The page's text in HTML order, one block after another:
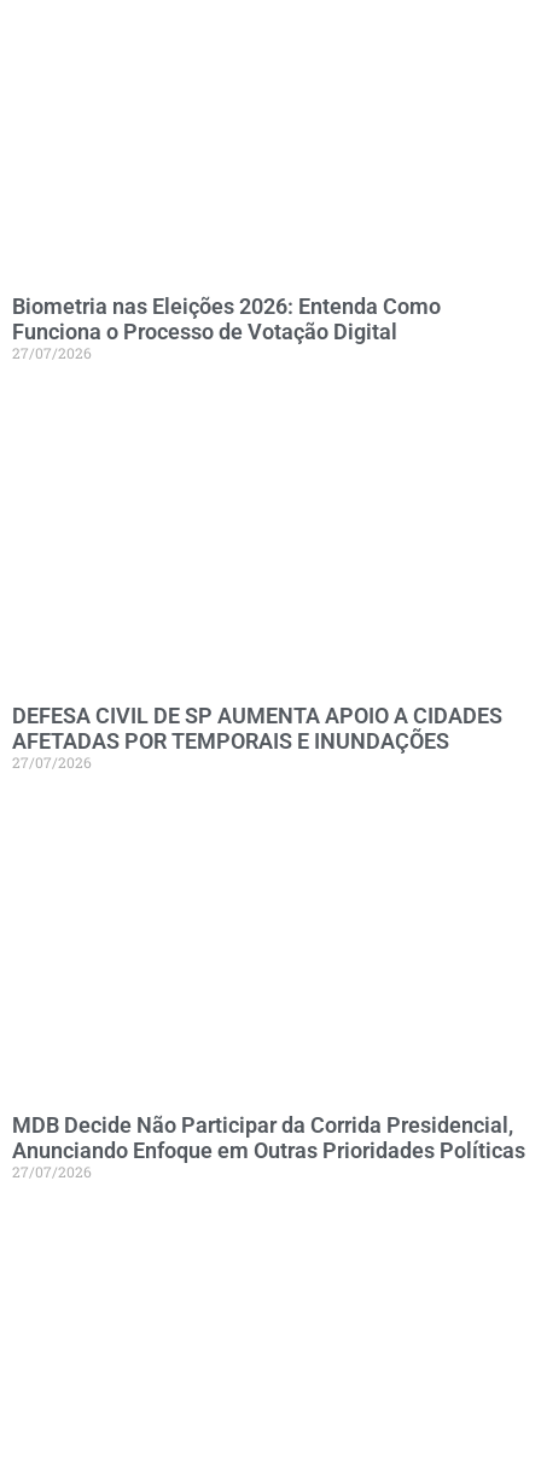
Biometria nas Eleições 2026: Entenda Como
Funciona o Processo de Votação Digital
27/07/2026
DEFESA CIVIL DE SP AUMENTA APOIO A CIDADES
AFETADAS POR TEMPORAIS E INUNDAÇÕES
27/07/2026
MDB Decide Não Participar da Corrida Presidencial,
Anunciando Enfoque em Outras Prioridades Políticas
27/07/2026